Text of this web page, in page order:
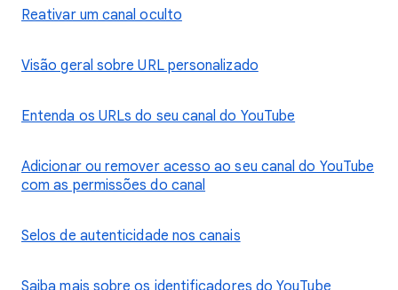
Reativar um canal oculto
Visão geral sobre URL personalizado
Entenda os URLs do seu canal do YouTube
Adicionar ou remover acesso ao seu canal do YouTube
com as permissões do canal
Selos de autenticidade nos canais
Saiba mais sobre os identificadores do YouTube